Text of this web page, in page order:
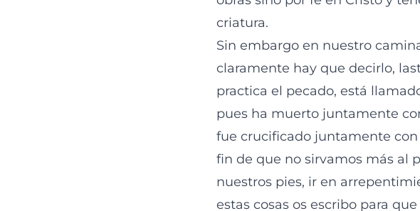
criatura.
Sin embargo en nuestro
claramente hay que decirlo,
practica el pecado, está
pues ha muerto juntamente
fue crucificado juntamente con
fin de que no sirvamos más al
nuestros pies, ir en
estas cosas os escribo para